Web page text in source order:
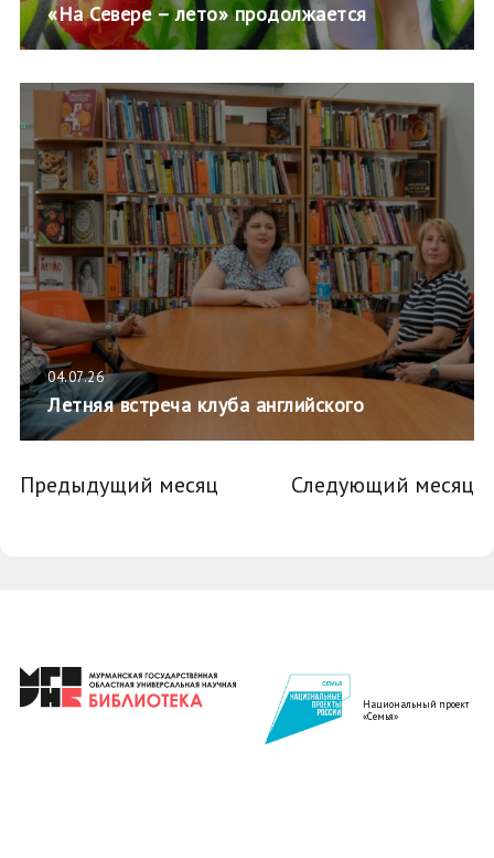
«На Севере – лето» продолжается
04.07.26
Летняя встреча клуба английского
Предыдущий месяц Следующий месяц
Национальный проект
«Семья»